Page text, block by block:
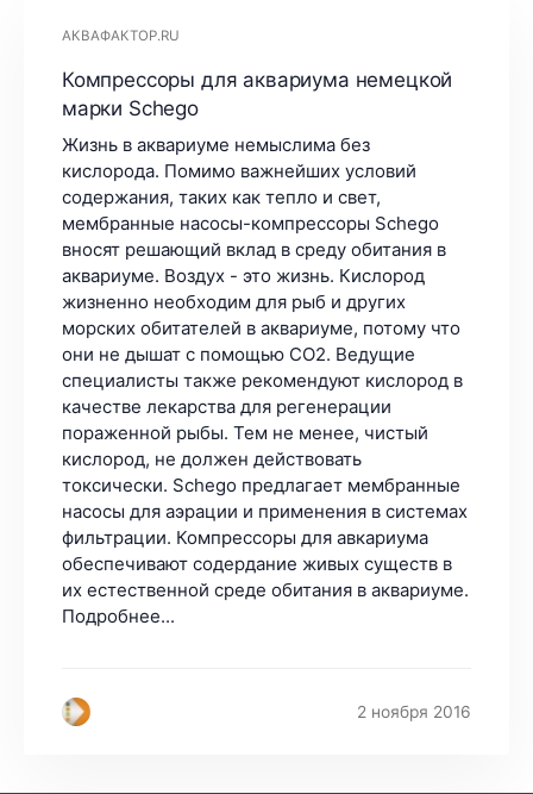
АКВАФАКТОР.RU
Компрессоры для аквариума немецкой
марки Schego
Жизнь в аквариуме немыслима без
кислорода. Помимо важнейших условий
содержания, таких как тепло и свет,
мембранные насосы-компрессоры Schego
вносят решающий вклад в среду обитания в
аквариуме. Воздух - это жизнь. Кислород
жизненно необходим для рыб и других
морских обитателей в аквариуме, потому что
они не дышат с помощью СО2. Ведущие
специалисты также рекомендуют кислород в
качестве лекарства для регенерации
пораженной рыбы. Тем не менее, чистый
кислород, не должен действовать
токсически. Schego предлагает мембранные
насосы для аэрации и применения в системах
фильтрации. Компрессоры для авкариума
обеспечивают содердание живых существ в
их естественной среде обитания в аквариуме.
Подробнее...
2 ноября 2016